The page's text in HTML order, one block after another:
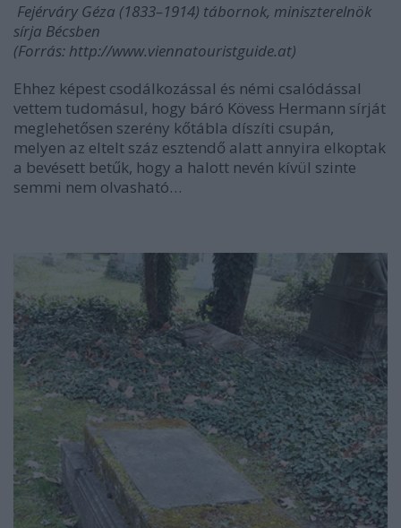
Fejérváry Géza (1833–1914) tábornok, miniszterelnök
sírja Bécsben
(Forrás: http://www.viennatouristguide.at)
Ehhez képest csodálkozással és némi csalódással
vettem tudomásul, hogy báró Kövess Hermann sírját
meglehetősen szerény kőtábla díszíti csupán,
melyen az eltelt száz esztendő alatt annyira elkoptak
a bevésett betűk, hogy a halott nevén kívül szinte
semmi nem olvasható…